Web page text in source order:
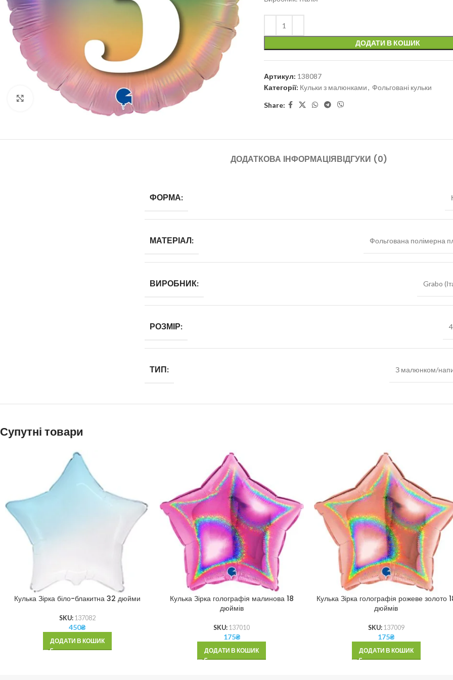
Click to enlarge
ДОДАТИ В КОШИК
Артикул: 138087
Категорії: Кульки з малюнками, Фольговані кульки
Share:
ДОДАТКОВА ІНФОРМАЦІЯВІДГУКИ (0)
ФОРМА:
МАТЕРІАЛ: Фольгована полімерна
ВИРОБНИК: Grabo
РОЗМІР:
ТИП: З малюнком/
Супутні товари
Кулька Зірка біло-блакитна 32 дюйми
SKU: 137082
450₴
ДОДАТИ В КОШИК
Кулька Зірка голографія малинова 18
дюймів
SKU: 137010
175₴
ДОДАТИ В КОШИК
Кулька Зірка голографія рожеве золото
дюймів
SKU: 137009
175₴
ДОДАТИ В КОШИК